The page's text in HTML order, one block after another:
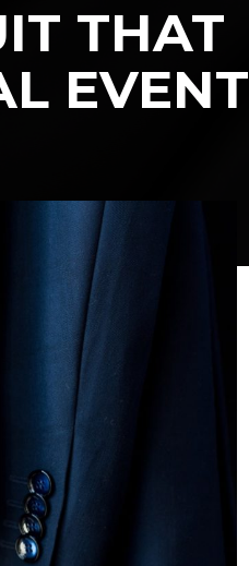
THAT
EVENT